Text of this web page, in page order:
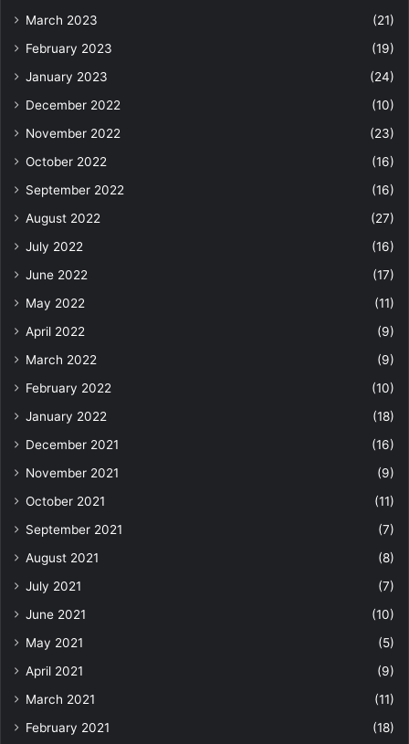
March 2023
(21)
February 2023
(19)
January 2023
(24)
December 2022
(10)
November 2022
(23)
October 2022
(16)
September 2022
(16)
August 2022
(27)
July 2022
(16)
June 2022
(17)
May 2022
(11)
April 2022
(9)
March 2022
(9)
February 2022
(10)
January 2022
(18)
December 2021
(16)
November 2021
(9)
October 2021
(11)
September 2021
(7)
August 2021
(8)
July 2021
(7)
June 2021
(10)
May 2021
(5)
April 2021
(9)
March 2021
(11)
February 2021
(18)